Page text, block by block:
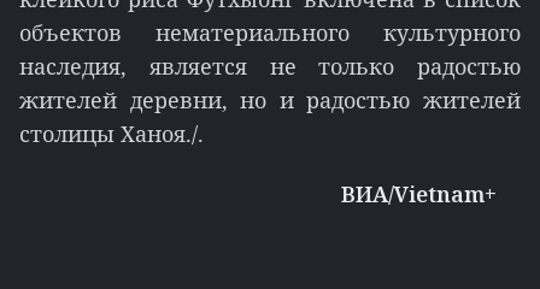
объектов нематериального культурного
наследия, является не только радостью
жителей деревни, но и радостью жителей
столицы Ханоя./.
ВИА/Vietnam+